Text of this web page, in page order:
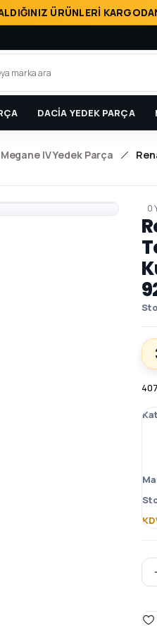
ÜRÜNLERİ
DACİA YEDEK PARÇA
Megane IV Yedek Parça
0